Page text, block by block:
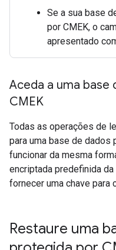
Se a sua base
por CMEK, o
apresentado
Aceda a uma
CMEK
Todas as operações de
para uma base de dados
funcionar da mesma
encriptada predefinida
fornecer uma chave para
Restaure uma